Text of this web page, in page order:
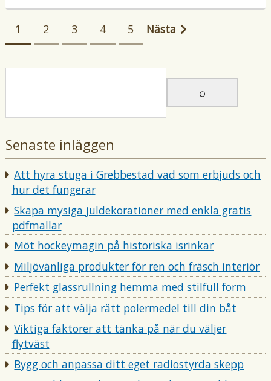
r
b
a
e
o
Inläggsnavigering
1 2 3 4 5 Nästa
Senaste inläggen
Att hyra stuga i Grebbestad vad som erbjuds och
hur det fungerar
Skapa mysiga juldekorationer med enkla gratis
pdfmallar
Möt hockeymagin på historiska isrinkar
Miljövänliga produkter för ren och fräsch interiör
Perfekt glassrullning hemma med stilfull form
Tips för att välja rätt polermedel till din båt
Viktiga faktorer att tänka på när du väljer
flytväst
Bygg och anpassa ditt eget radiostyrda skepp